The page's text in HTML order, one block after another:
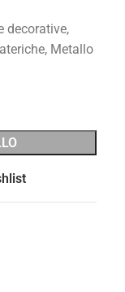
decorative,
Metallo